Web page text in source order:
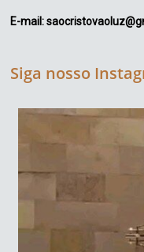
E-mail:
Siga nosso